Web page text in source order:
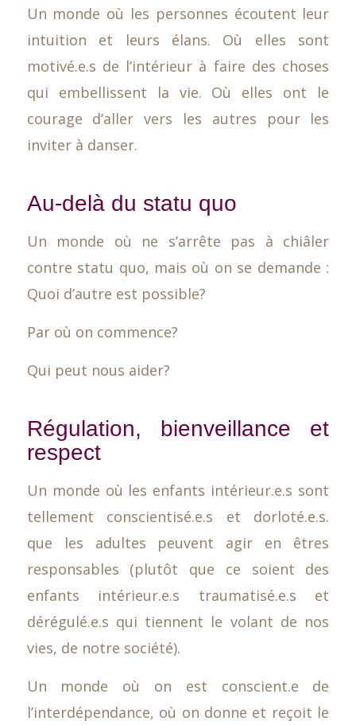
Un monde où les personnes écoutent leur
intuition et leurs élans. Où elles sont
motivé.e.s de l’intérieur à faire des choses
qui embellissent la vie. Où elles ont le
courage d’aller vers les autres pour les
inviter à danser.
Au-delà du statu quo
Un monde où ne s’arrête pas à chiâler
contre statu quo, mais où on se demande :
Quoi d’autre est possible?
Par où on commence?
Qui peut nous aider?
Régulation, bienveillance et
respect
Un monde où les enfants intérieur.e.s sont
tellement conscientisé.e.s et dorloté.e.s.
que les adultes peuvent agir en êtres
responsables (plutôt que ce soient des
enfants intérieur.e.s traumatisé.e.s et
dérégulé.e.s qui tiennent le volant de nos
vies, de notre société).
Un monde où on est conscient.e de
l’interdépendance, où on donne et reçoit le